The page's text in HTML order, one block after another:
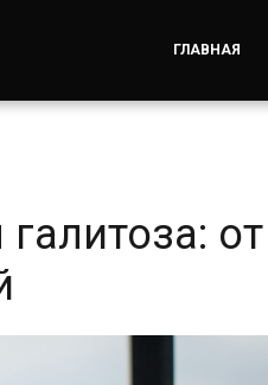
ГЛАВНАЯ
от